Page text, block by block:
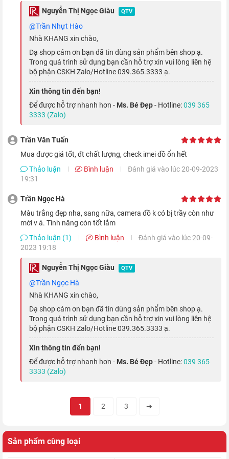
Điện thoại iPhone 12 Pro sở hữu màn hình 6.1 inch, trang bị
tấm nền OLED với công nghệ Super Retina XDR, cho chất
lượng hiển thị hình ảnh sắc nét, hỗ trợ không gian màu rộng và
trải nghiệm xem phim chân thật, sống động.
Màn hình của máy còn được bảo vệ tốt hơn với lớp kính
Ceramic Shield, giúp bảo vệ màn hình hiển thị cực tốt khỏi
những vết trầy xước, cũng như tăng độ bền tốt hơn gấp 4 lần
khi rơi vỡ.
Tốc độ 5G siêu nhanh
Kết nối 5G là công nghệ đã có từ lâu trên các dòng
Androidcao cấp, nhưng phải đến tận thế hệ
thì Nhà Táo mới quyết định tích hợp 5G trên sản phẩm của
Nguyễn Thị Ngọc Giàu QTV
@Trần Nhựt Hào
Nhà KHANG xin chào,
Dạ shop cám ơn bạn đã tin dùng sản phẩm bên shop ạ.
Trong quá trình sử dụng bạn cần hỗ trợ xin vui lòng liên hệ
bộ phận CSKH Zalo/Hotline 039.365.3333 ạ.
Xin thông tin đến bạn!
Để được hỗ trợ nhanh hơn - Ms. Bé Đẹp- Hotline:039 365
3333 (Zalo)
Trần Văn Tuấn
Mua được giá tốt, đt chất lượng, check imei đồ ổn hết
Thảo luận
Bình luận
Đánh giá vào lúc 20-09-2023
19:31
Trần Ngọc Hà
màu trắng đẹp nha, sang nữa, camera đồ k có bị trầy còn như
mới v á. Tính năng còn tốt lắm
Thảo luận (1)
Bình luận
Đánh giá vào lúc 20-09-
2023 19:18
Nguyễn Thị Ngọc Giàu QTV
@Trần Ngọc Hà
Nhà KHANG xin chào,
Dạ shop cám ơn bạn đã tin dùng sản phẩm bên shop ạ.
Trong quá trình sử dụng bạn cần hỗ trợ xin vui lòng liên hệ
bộ phận CSKH Zalo/Hotline 039.365.3333 ạ.
Xin thông tin đến bạn!
Để được hỗ trợ nhanh hơn - Ms. Bé Đẹp- Hotline:039 365
3333 (Zalo)
1 2 3 ➔
Sản phẩm cùng loại